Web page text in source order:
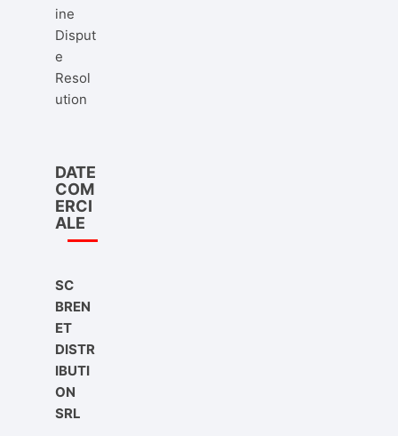
ine
Disput
e
Resol
ution
DATE
COM
ERCI
ALE
SC
BREN
ET
DISTR
IBUTI
ON
SRL